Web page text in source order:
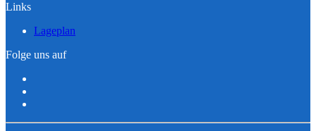
Links
Lageplan
Folge uns auf